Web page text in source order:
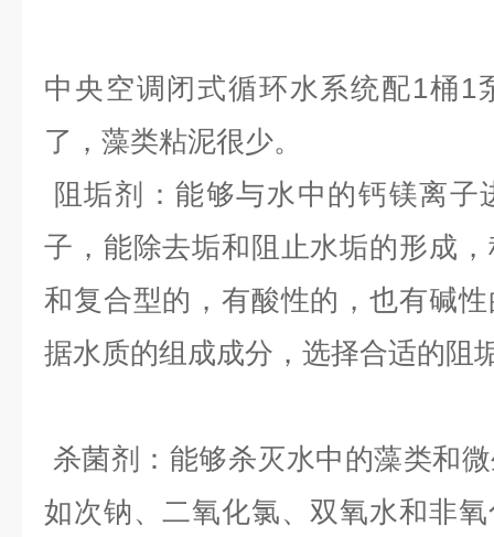
中央空调闭式循环水系统配1桶1
了，藻类粘泥很少。
阻垢剂
：能够与水中的钙镁离
子，能除去垢和阻止水垢的形成
和复合型的，有酸性的，也有碱
据水质的组成成分，选择合适的阻
杀菌剂 ：能够杀灭水中的藻类和
如次钠、二氧化氯、双氧水和非